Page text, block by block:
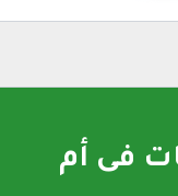
فى أم